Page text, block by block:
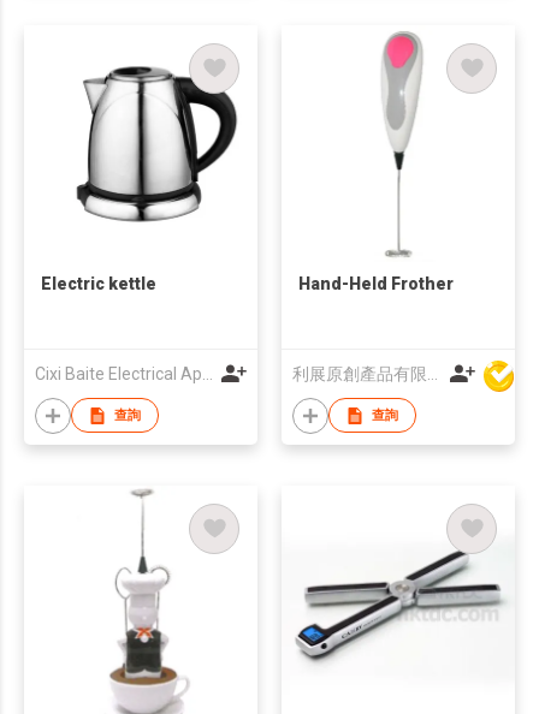
Electric kettle
查詢
Hand-Held Frother
查詢